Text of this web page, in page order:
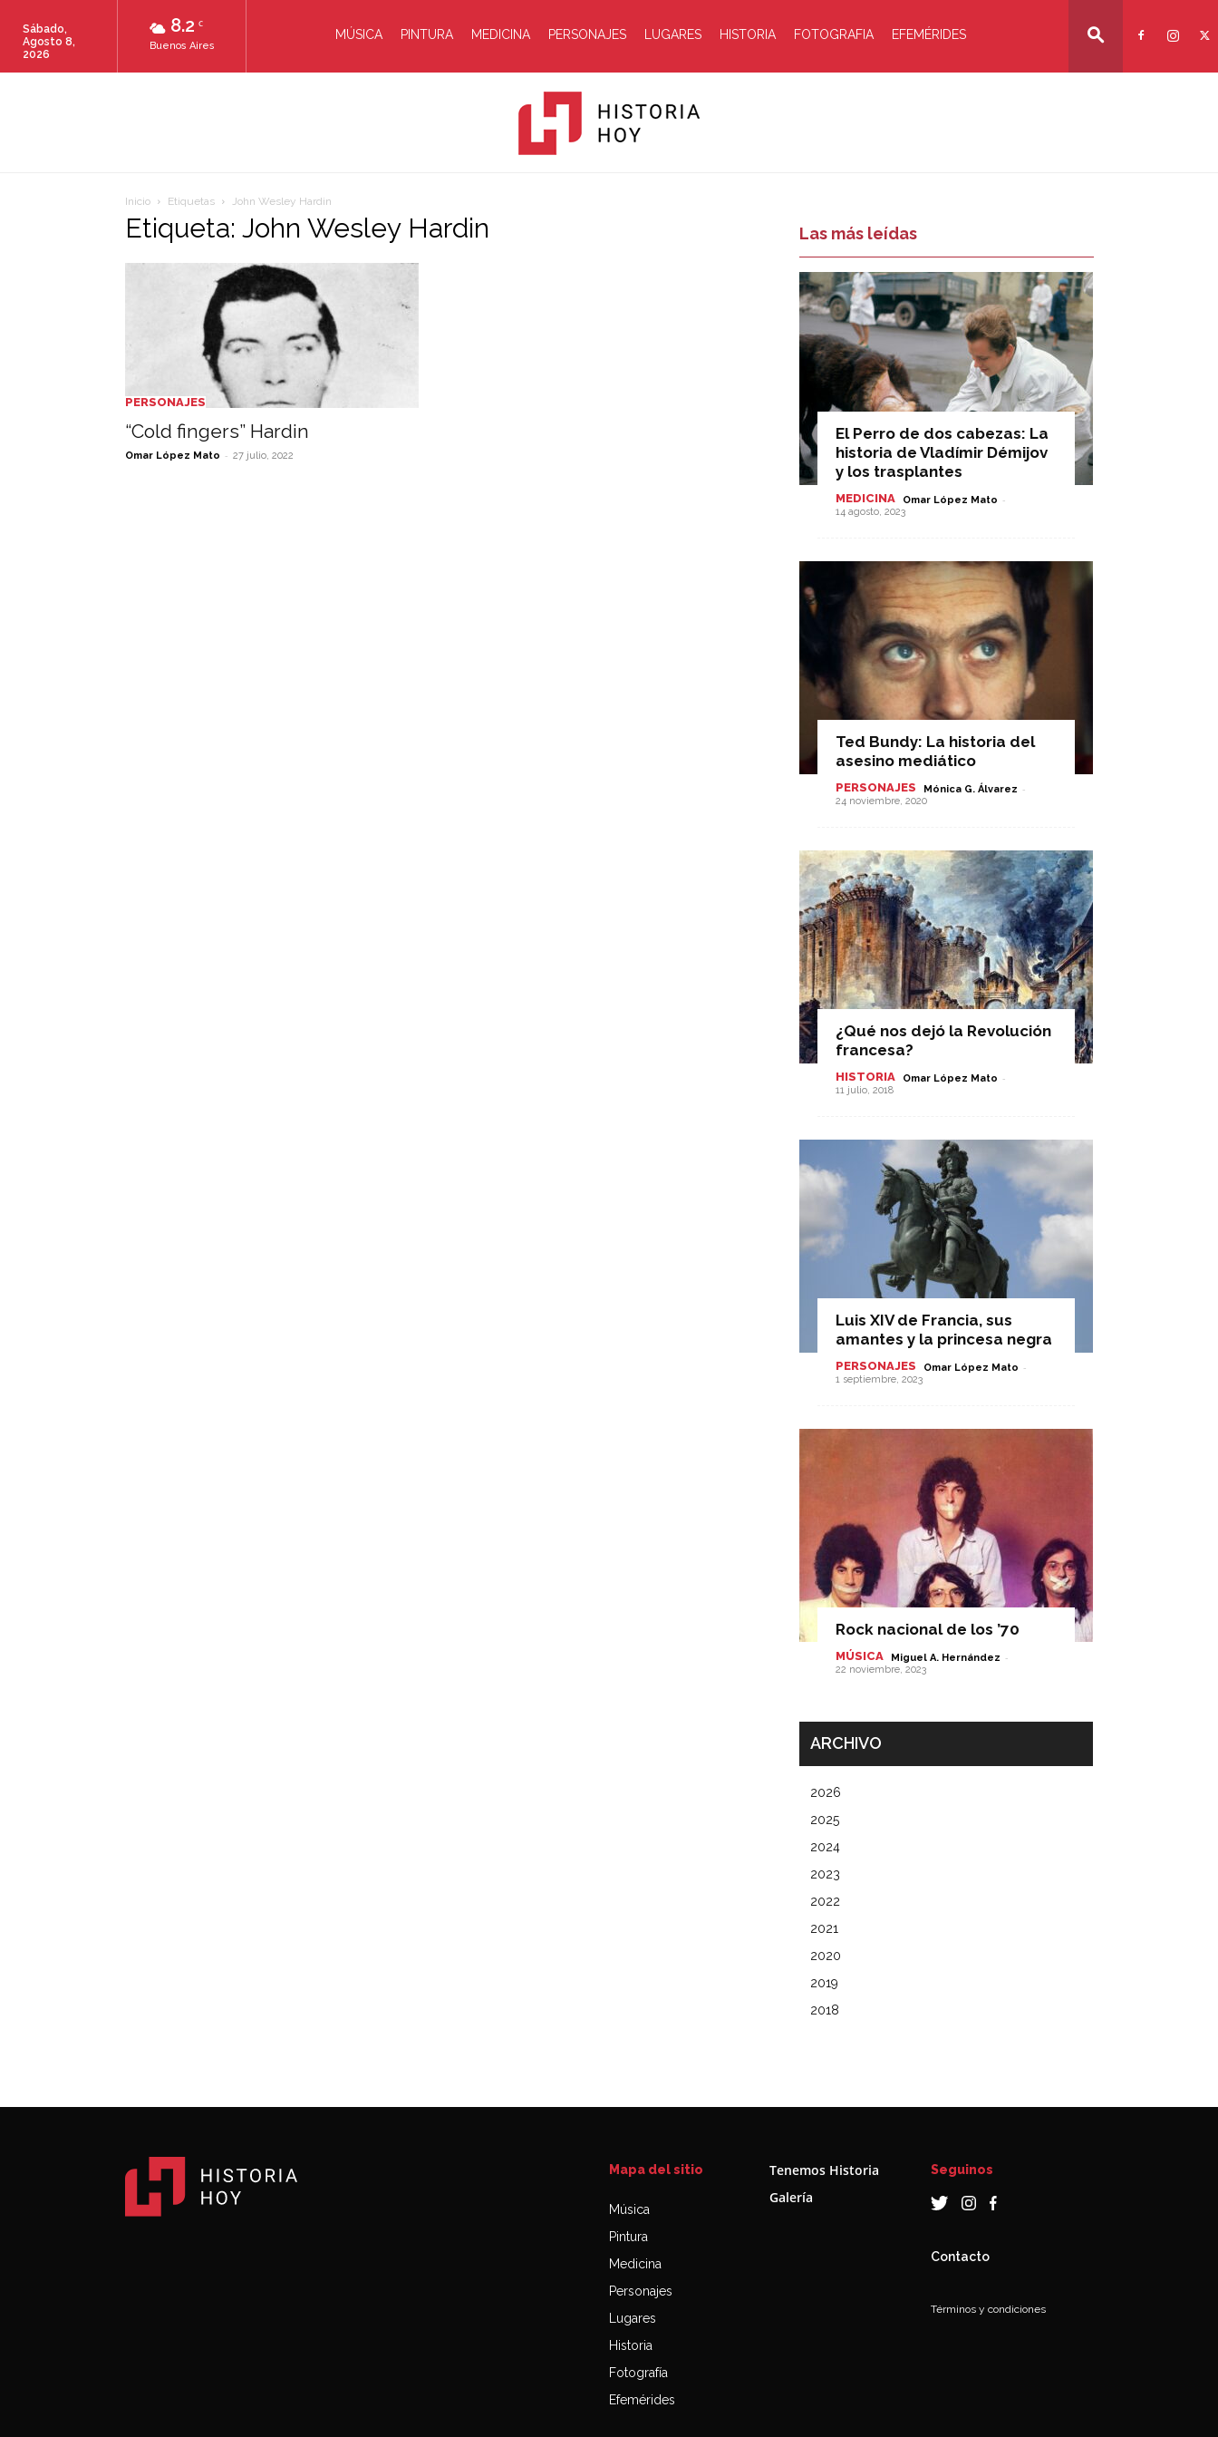
8.2 C
Buenos Aires
Sábado,
Agosto 8,
2026
MÚSICA PINTURA MEDICINA PERSONAJES LUGARES HISTORIA FOTOGRAFIA EFEMÉRIDES
Inicio Etiquetas John Wesley Hardin
Etiqueta: John Wesley Hardin
PERSONAJES
“Cold fingers” Hardin
Omar López Mato - 27 julio, 2022
Las más leídas
El Perro de dos cabezas: La
historia de Vladímir Démijov
y los trasplantes
MEDICINA Omar López Mato -
14 agosto, 2023
Ted Bundy: La historia del
asesino mediático
PERSONAJES Mónica G. Álvarez -
24 noviembre, 2020
¿Qué nos dejó la Revolución
francesa?
HISTORIA Omar López Mato -
11 julio, 2018
Luis XIV de Francia, sus
amantes y la princesa negra
PERSONAJES Omar López Mato -
1 septiembre, 2023
Rock nacional de los ’70
MÚSICA Miguel A. Hernández -
22 noviembre, 2023
ARCHIVO
2026
2025
2024
2023
2022
2021
2020
2019
2018
Mapa del sitio
Música
Pintura
Medicina
Personajes
Lugares
Historia
Fotografía
Efemérides
Tenemos Historia
Galería
Seguinos
Contacto
Términos y condiciones